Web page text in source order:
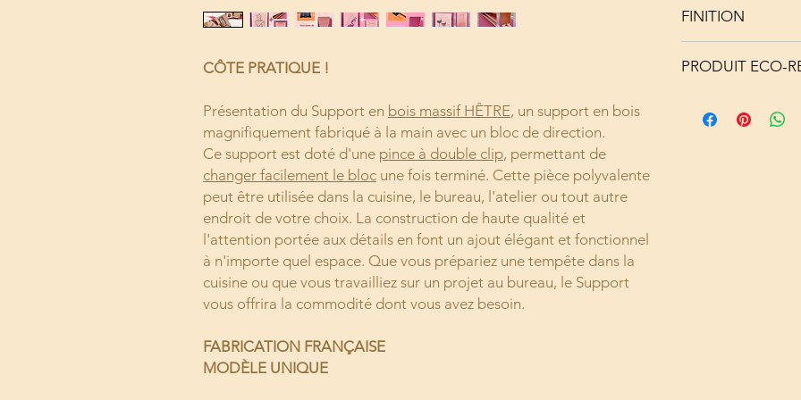
CÔTE PRATIQUE !
Présentation du Support en bois massif HÊTRE, un support en bois
magnifiquement fabriqué à la main avec un bloc de direction.
Ce support est doté d'une pince à double clip, permettant de
changer facilement le bloc une fois terminé. Cette pièce polyvalente
peut être utilisée dans la cuisine, le bureau, l'atelier ou tout autre
endroit de votre choix. La construction de haute qualité et
l'attention portée aux détails en font un ajout élégant et fonctionnel
à n'importe quel espace. Que vous prépariez une tempête dans la
cuisine ou que vous travailliez sur un projet au bureau, le Support
vous offrira la commodité dont vous avez besoin.
FABRICATION FRANÇAISE
MODÈLE UNIQUE
Epaisseur totale
Pince double clip
poids 0,08 kg
perforation
Dessous :
Partie arrière :
- Reliure agrafée
Pince : Métal/
Clous : Métal
FINITION
PRODUIT ECO-
Recyclé à 10%